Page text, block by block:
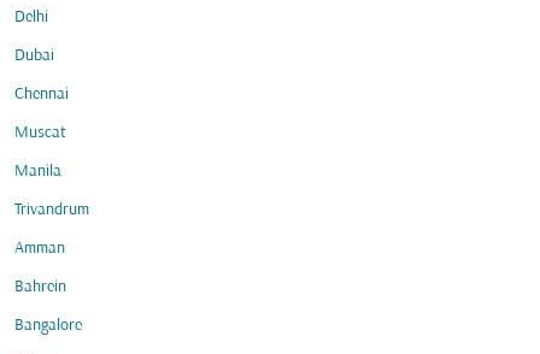
Delhi
Dubai
Chennai
Muscat
Manila
Trivandrum
Amman
Bahrein
Bangalore